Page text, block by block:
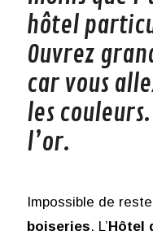
hôtel
Ouvrez
car vous
les
l’or.
Impossible de
boiseries. L’Hôtel